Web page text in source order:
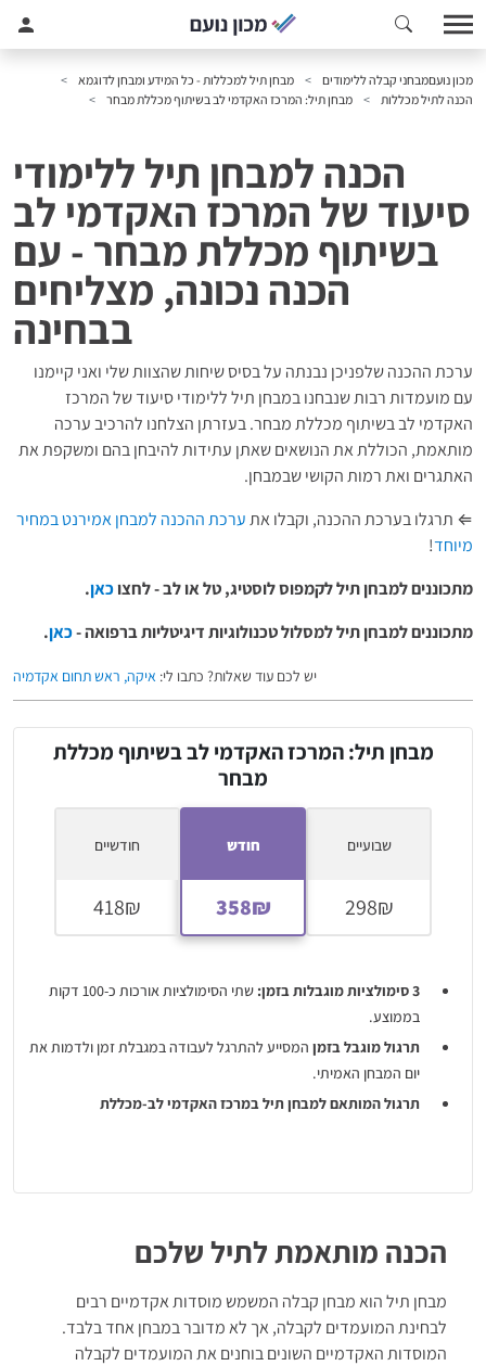
מכון נועםמבחני קבלה ללימודים
מבחן תיל למכללות - כל המידע ומבחן לדוגמא
הכנה לתיל מכללות
מבחן תיל: המרכז האקדמי לב בשיתוף מכללת מבחר
הכנה למבחן תיל ללימודי
סיעוד של המרכז האקדמי לב
בשיתוף מכללת מבחר - עם
הכנה נכונה, מצליחים
בבחינה
ערכת ההכנה שלפניכן נבנתה על בסיס שיחות שהצוות שלי ואני קיימנו
עם מועמדות רבות שנבחנו במבחן תיל ללימודי סיעוד של המרכז
האקדמי לב בשיתוף מכללת מבחר. בעזרתן הצלחנו להרכיב ערכה
מותאמת, הכוללת את הנושאים שאתן עתידות להיבחן בהם ומשקפת את
האתגרים ואת רמות הקושי שבמבחן.
⇐ תרגלו בערכת ההכנה, וקבלו אתערכת ההכנה למבחן אמירנט במחיר
מיוחד!
מתכוננים למבחן תיל לקמפוס לוסטיג, טל או לב - לחצוכאן.
מתכוננים למבחן תיל למסלול טכנולוגיות דיגיטליות ברפואה -כאן.
יש לכם עוד שאלות? כתבו לי: איקה, ראש תחום אקדמיה
מבחן תיל: המרכז האקדמי לב בשיתוף מכללת
מבחר
שבועיים חודש חודשיים
3 סימולציות מוגבלות בזמן:
שתי הסימולציות אורכות כ-100 דקות
בממוצע.
תרגול מוגבל בזמן המסייע להתרגל לעבודה במגבלת זמן ולדמות את
יום המבחן האמיתי.
תרגול המותאם למבחן תיל במרכז האקדמי לב-מכללת
הכנה מותאמת לתיל שלכם
מבחן תיל הוא מבחן קבלה המשמש מוסדות אקדמיים רבים
לבחינת המועמדים לקבלה, אך לא מדובר במבחן אחד בלבד.
המוסדות האקדמיים השונים בוחנים את המועמדים לקבלה